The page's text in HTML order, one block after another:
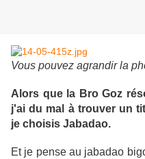
Vous pouvez agrandir la
Alors que la Bro Goz
j'ai du mal à trouver un
je choisis Jabadao.
Et je pense au jabadao